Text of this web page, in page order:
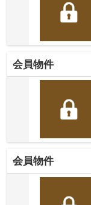
会員物件
会員物件